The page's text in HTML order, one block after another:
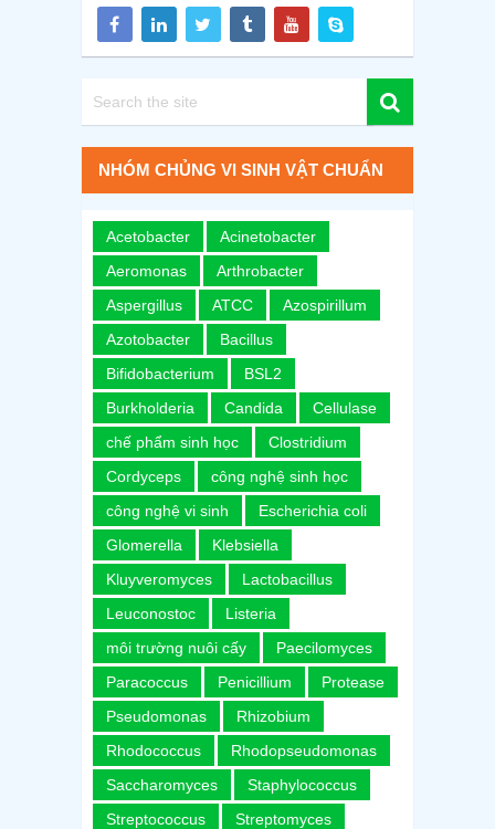
NHÓM CHỦNG VI SINH VẬT CHUẨN
Acetobacter
Acinetobacter
Aeromonas
Arthrobacter
Aspergillus
ATCC
Azospirillum
Azotobacter
Bacillus
Bifidobacterium
BSL2
Burkholderia
Candida
Cellulase
chế phẩm sinh học
Clostridium
Cordyceps
công nghệ sinh học
công nghệ vi sinh
Escherichia coli
Glomerella
Klebsiella
Kluyveromyces
Lactobacillus
Leuconostoc
Listeria
môi trường nuôi cấy
Paecilomyces
Paracoccus
Penicillium
Protease
Pseudomonas
Rhizobium
Rhodococcus
Rhodopseudomonas
Saccharomyces
Staphylococcus
Streptococcus
Streptomyces